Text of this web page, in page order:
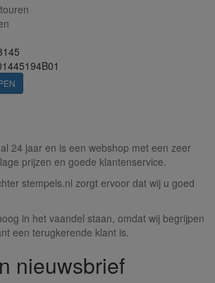
24 jaar en is een webshop met een zeer
prijzen en goede klantenservice.
stempels.nl zorgt ervoor dat wij u goed
in het vaandel staan, omdat wij begrijpen
een terugkerende klant is.
nieuwsbrief